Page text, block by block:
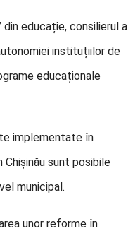
educație, consilierul a
instituțiilor de
educaționale
implementate în
sunt posibile
municipal.
unor reforme în